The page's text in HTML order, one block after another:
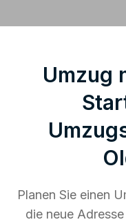
Umzug
Planen Sie einen
die neue